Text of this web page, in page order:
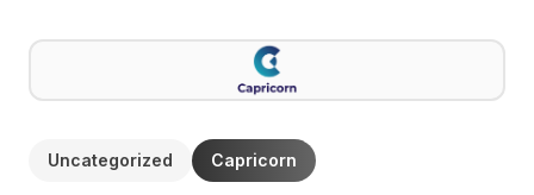
Uncategorized Capricorn